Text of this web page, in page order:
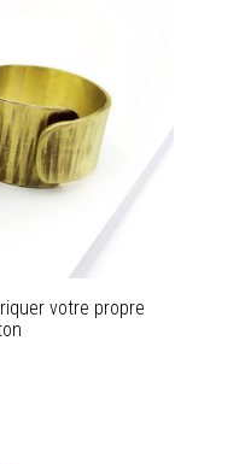
votre propre